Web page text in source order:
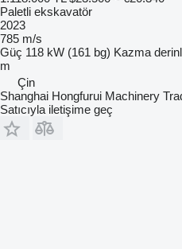
Paletli ekskavatör
2023
785 m/s
Güç 118 kW (161 bg) Kazma
m
Çin
Shanghai Hongfurui Machinery
Satıcıyla iletişime geç